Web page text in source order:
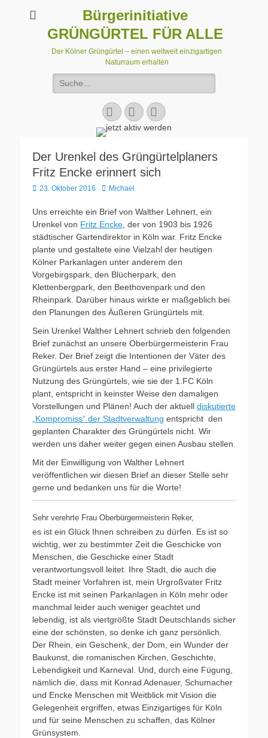
Bürgerinitiative
GRÜNGÜRTEL FÜR ALLE
Der Kölner Grüngürtel – einen weltweit einzigartigen
Naturraum erhalten
Suchen
nach:
Facebook
E-
Mail
Instagram
Der Urenkel des Grüngürtelplaners
Fritz Encke erinnert sich
Veröffentlicht
23. Oktober 2016 AutorMichael
Uns erreichte ein Brief von Walther Lehnert, ein
Urenkel von Fritz Encke , der von 1903 bis 1926
städtischer Gartendirektor in Köln war. Fritz Encke
plante und gestaltete eine Vielzahl der heutigen
Kölner Parkanlagen unter anderem den
Vorgebirgspark, den Blücherpark, den
Klettenbergpark, den Beethovenpark und den
Rheinpark. Darüber hinaus wirkte er maßgeblich bei
den Planungen des Äußeren Grüngürtels mit.
Sein Urenkel Walther Lehnert schrieb den folgenden
Brief zunächst an unsere Oberbürgermeisterin Frau
Reker. Der Brief zeigt die Intentionen der Väter des
Grüngürtels aus erster Hand – eine privilegierte
Nutzung des Grüngürtels, wie sie der 1.FC Köln
plant, entspricht in keinster Weise den damaligen
Vorstellungen und Plänen! Auch der aktuell diskutierte
„Kompromiss“ der Stadtverwaltung entspricht den
geplanten Charakter des Grüngürtels nicht. Wir
werden uns daher weiter gegen einen Ausbau stellen.
Mit der Einwilligung von Walther Lehnert
veröffentlichen wir diesen Brief an dieser Stelle sehr
gerne und bedanken uns für die Worte!
Sehr verehrte Frau Oberbürgermeisterin Reker,
es ist ein Glück Ihnen schreiben zu dürfen. Es ist so
wichtig, wer zu bestimmter Zeit die Geschicke von
Menschen, die Geschicke einer Stadt
verantwortungsvoll leitet. Ihre Stadt, die auch die
Stadt meiner Vorfahren ist, mein Urgroßvater Fritz
Encke ist mit seinen Parkanlagen in Köln mehr oder
manchmal leider auch weniger geachtet und
lebendig, ist als viertgrößte Stadt Deutschlands sicher
eine der schönsten, so denke ich ganz persönlich.
Der Rhein, ein Geschenk, der Dom, ein Wunder der
Baukunst, die romanischen Kirchen, Geschichte,
Lebendigkeit und Karneval. Und, durch eine Fügung,
nämlich die, dass mit Konrad Adenauer, Schumacher
und Encke Menschen mit Weitblick mit Vision die
Gelegenheit ergriffen, etwas Einzigartiges für Köln
und für seine Menschen zu schaffen, das Kölner
Grünsystem.